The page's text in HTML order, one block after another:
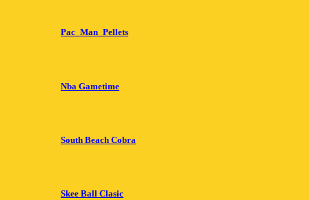
Pac_Man_Pellets
Nba Gametime
South Beach Cobra
Skee Ball Clasic